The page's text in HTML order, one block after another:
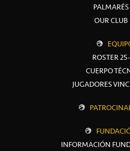
PALMARÉS
OUR CLUB
ROSTER
CUERPO
JUGADORES
INFORMACIÓN